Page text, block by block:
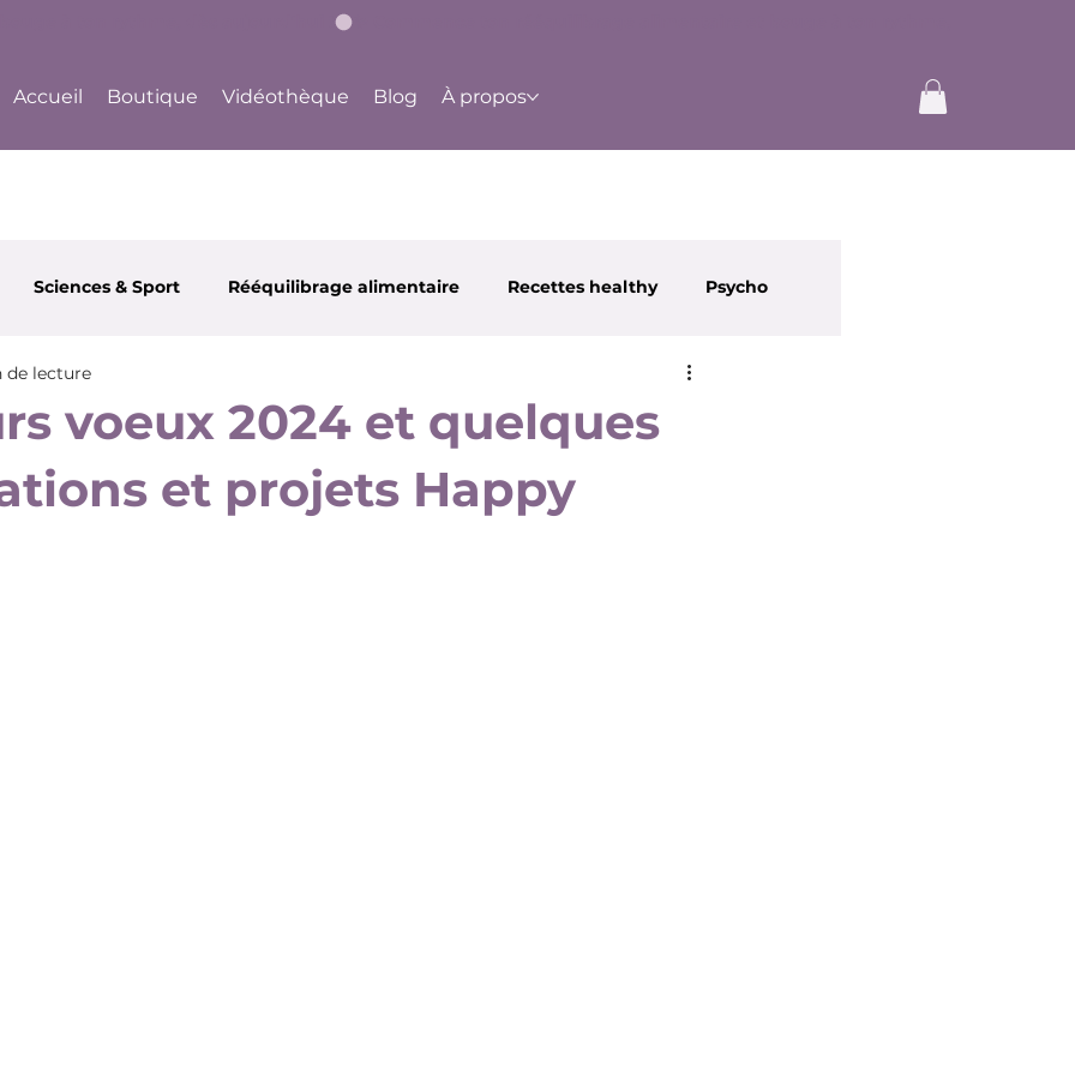
Accueil Boutique Vidéothèque Blog À propos
Sciences & Sport Rééquilibrage alimentaire Recettes healthy Psycho
et Santé
voeux 2024 et quelques
et projets Happy
de lecture